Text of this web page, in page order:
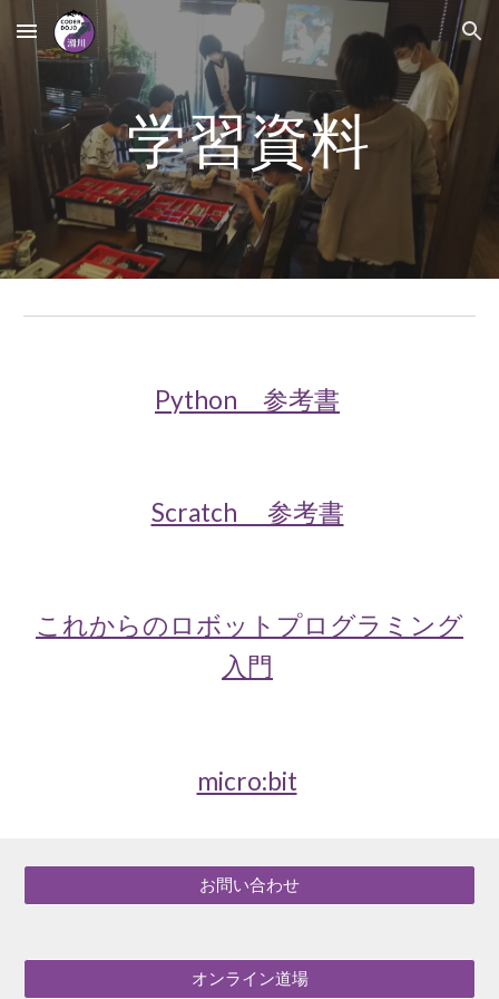
Skip to main content Skip to navigation
学習資料
Python 参考書
Scratch 参考書
これからのロボットプログラミング
入門
micro:bit
お問い合わせ
オンライン道場